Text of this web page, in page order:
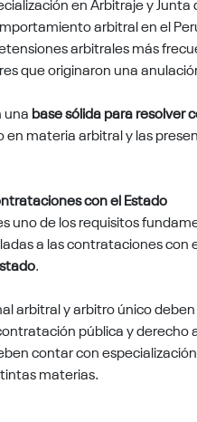
arbitral en el
arbitrales más
que originaron una
una base sólida para resolver
materia arbitral y las
con el Estado
uno de los requisitos
a las contrataciones con
.
arbitral y arbitro único
pública y derecho
contar con
materias.